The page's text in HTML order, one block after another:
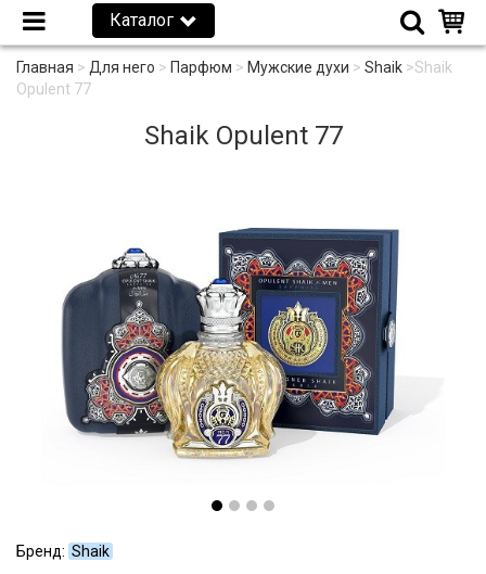
Каталог
Главная > Для него > Парфюм > Мужские духи > Shaik >Shaik
Opulent 77
Shaik Opulent 77
Бренд: Shaik